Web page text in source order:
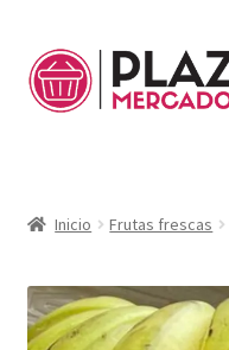
Mi Cuenta
Inicio Frutas frescas